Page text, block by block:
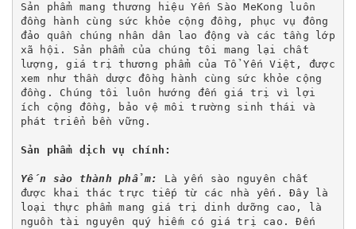
Sản phẩm mang thương hiệu Yến Sào MeKong luôn
đồng hành cùng sức khỏe cộng đồng, phục vụ đông
đảo quần chúng nhân dân lao động và các tầng lớp
xã hội. Sản phẩm của chúng tôi mang lại chất
lượng, giá trị thương phẩm của Tổ Yến Việt, được
xem như thần dược đồng hành cùng sức khỏe cộng
đồng. Chúng tôi luôn hướng đến giá trị vì lợi
ích cộng đồng, bảo vệ môi trường sinh thái và
phát triển bền vững.
Sản phẩm dịch vụ chính:
Yến sào thành phẩm:
Là yến sào nguyên chất
được khai thác trực tiếp từ các nhà yến. Đây là
loại thực phẩm mang giá trị dinh dưỡng cao, là
nguồn tài nguyên quý hiếm có giá trị cao. Đến